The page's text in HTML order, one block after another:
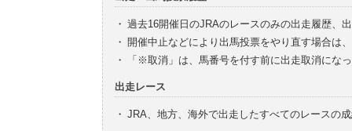
・ 過去16開催日のJRAのレースのみの出走履歴、
・ 開催中止などにより出馬投票をやり直す場合は
・
「※取消」は、馬番号を付す前に出走取消にな
出走レース
・ JRA、地方、海外で出走したすべてのレースの